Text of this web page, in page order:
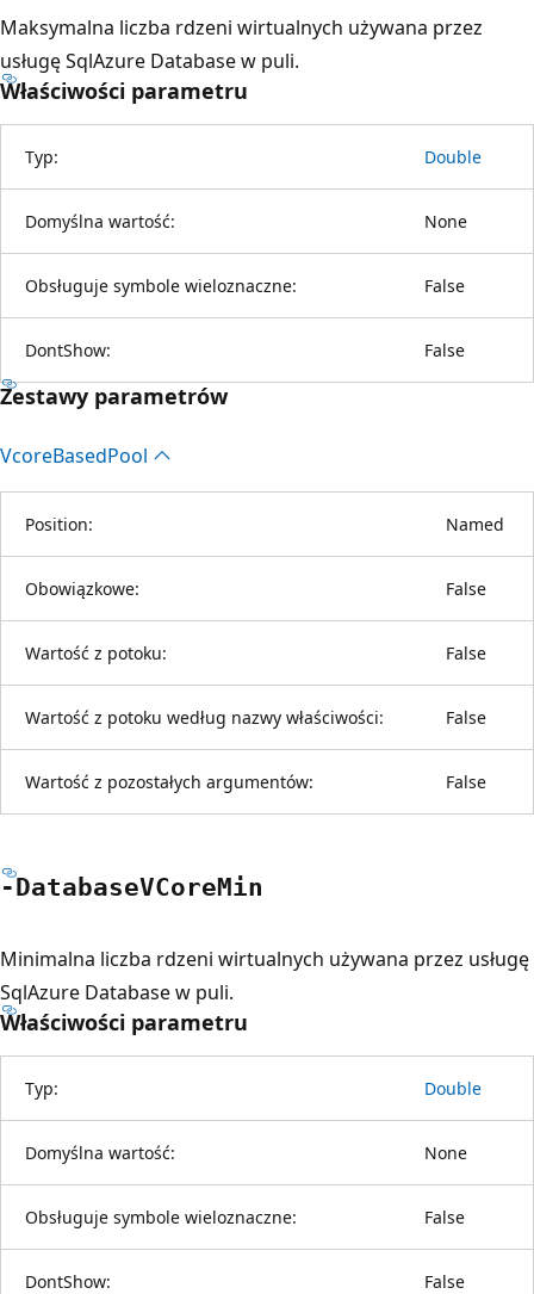
Maksymalna liczba rdzeni wirtualnych używana przez
usługę SqlAzure Database w puli.
Właściwości parametru
Typ: Double
Domyślna wartość: None
Obsługuje symbole wieloznaczne: False
DontShow: False
Zestawy parametrów
VcoreBasedPool
Position: Named
Obowiązkowe: False
Wartość z potoku: False
Wartość z potoku według nazwy właściwości: False
Wartość z pozostałych argumentów: False
-DatabaseVCoreMin
Minimalna liczba rdzeni wirtualnych używana przez usługę
SqlAzure Database w puli.
Właściwości parametru
Typ: Double
Domyślna wartość: None
Obsługuje symbole wieloznaczne: False
DontShow: False